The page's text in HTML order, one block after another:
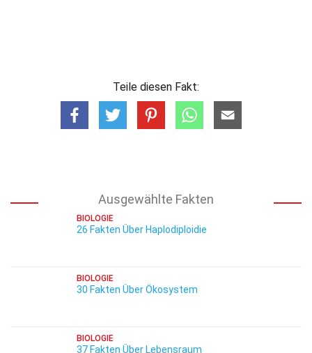
Teile diesen Fakt:
Ausgewählte Fakten
BIOLOGIE
26 Fakten Über Haplodiploidie
BIOLOGIE
30 Fakten Über Ökosystem
BIOLOGIE
37 Fakten Über Lebensraum